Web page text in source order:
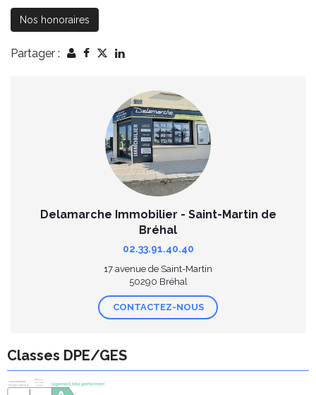
Nos honoraires
Partager :
Delamarche Immobilier - Saint-Martin de
Bréhal
02.33.91.40.40
17 avenue de Saint-Martin
50290 Bréhal
CONTACTEZ-NOUS
Classes DPE/GES